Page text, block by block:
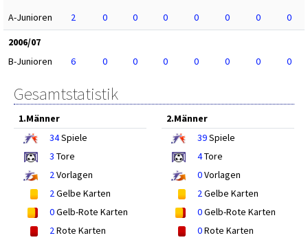
A-Junioren
2 0 0 0 0 0 0
0
2006/07
B-Junioren
6 0 0 0 0 0 0 0
Gesamtstatistik
1.Männer
34Spiele
3 Tore
2Vorlagen
2Gelbe Karten
0Gelb-Rote Karten
2Rote Karten
2.Männer
39Spiele
4Tore
0Vorlagen
2Gelbe Karten
0Gelb-Rote Karten
0Rote Karten